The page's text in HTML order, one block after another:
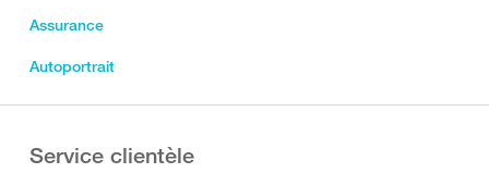
Assurance
Autoportrait
Service clientèle